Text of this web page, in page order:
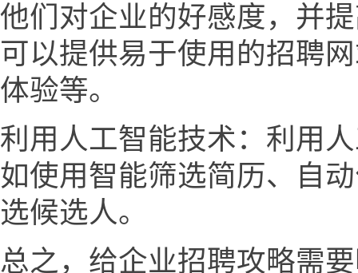
他们对企业的好感度，并
可以提供易于使用的招聘
体验等。
利用人工智能技术：利用
如使用智能筛选简历、自
选候选人。
总之，给企业招聘攻略需